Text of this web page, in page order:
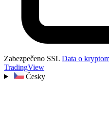
Zabezpečeno SSL Data o
TradingView
Česky